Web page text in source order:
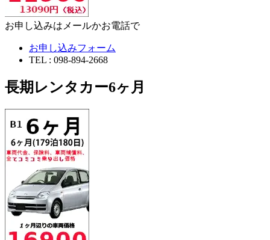
お申し込みはメールかお電話で
お申し込みフォーム
TEL : 098-894-2668
長期レンタカー6ヶ月